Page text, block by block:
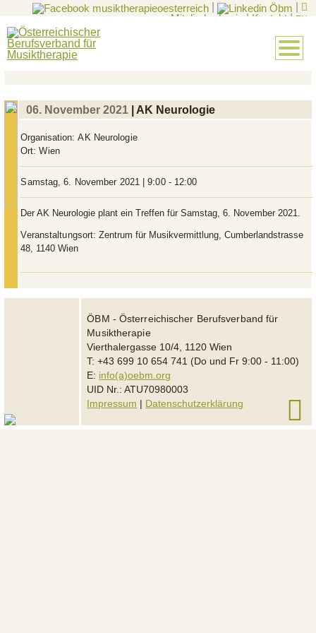
Mitglieder-Login
| Kontakt | EN
06. November 2021 | AK Neurologie
Organisation:AK Neurologie
Ort:Wien
Samstag, 6. November 2021 | 9:00 - 12:00
Der AK Neurologie plant ein Treffen für Samstag, 6. November 2021.
Veranstaltungsort: Zentrum für Musikvermittlung, Cumberlandstrasse
48, 1140 Wien
ÖBM - Österreichischer Berufsverband für
Musiktherapie
Vierthalergasse 10/4, 1120 Wien
T: +43 699 10 654 741 (Do und Fr 9:00 - 11:00)
E: info(a)oebm.org
UID Nr.: ATU70980003
Impressum
Datenschutzerklärung